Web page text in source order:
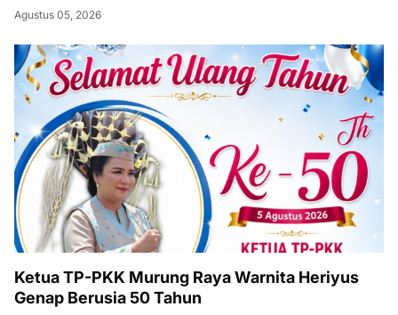
Agustus 05, 2026
Ketua TP-PKK Murung Raya Warnita Heriyus
Genap Berusia 50 Tahun